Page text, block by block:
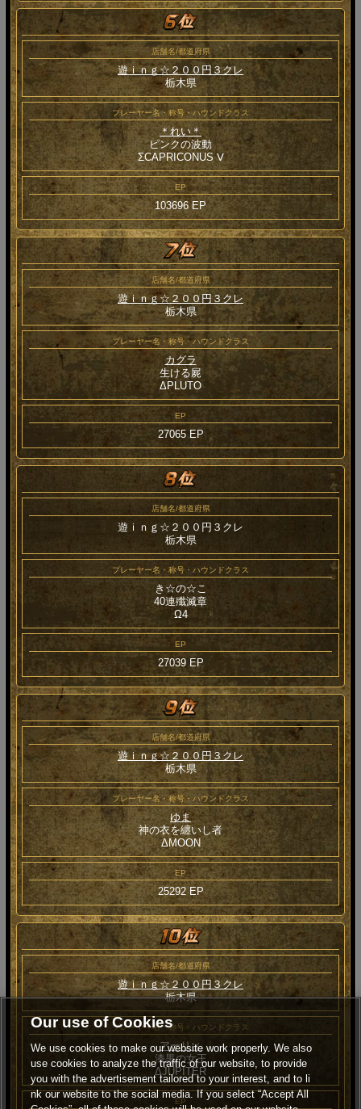
店舗名/都道府県
遊ｉｎｇ☆２００円３クレ
栃木県
プレーヤー名・称号・ハウンドクラス
＊れい＊
ピンクの波動
ΣCAPRICONUS Ⅴ
EP
103696 EP
店舗名/都道府県
遊ｉｎｇ☆２００円３クレ
栃木県
プレーヤー名・称号・ハウンドクラス
カグラ
生ける屍
ΔPLUTO
EP
27065 EP
店舗名/都道府県
遊ｉｎｇ☆２００円３クレ
栃木県
プレーヤー名・称号・ハウンドクラス
き☆の☆こ
40連殲滅章
Ω4
EP
27039 EP
店舗名/都道府県
遊ｉｎｇ☆２００円３クレ
栃木県
プレーヤー名・称号・ハウンドクラス
ゆま
神の衣を纏いし者
ΔMOON
EP
25292 EP
店舗名/都道府県
遊ｉｎｇ☆２００円３クレ
栃木県
プレーヤー名・称号・ハウンドクラス
アーリィ
漆黒の女王
ΔJUPITER
EP
Our use of Cookies
We use cookies to make our website work properly. We also
use cookies to analyze the traffic of our website, to provide
you with the advertisement tailored to your interest, and to li
nk our website to the social media. If you select “Accept All